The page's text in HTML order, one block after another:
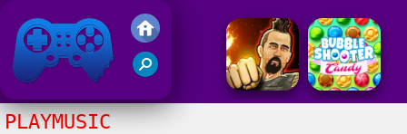
Gry Friv 5
PLAYMUSIC